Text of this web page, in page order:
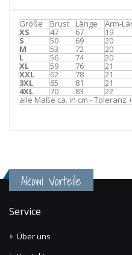
Größe Brust Länge Arm-
XS 47 67 19
S 50 69 20
M 53 72 20
L 56 74 20
XL 59 76 21
XXL 62 78 21
3XL 65 81 21
4XL 70 83 22
alle Maße ca. in cm - Toleranz
Akowi Vorteile
Service
Über uns